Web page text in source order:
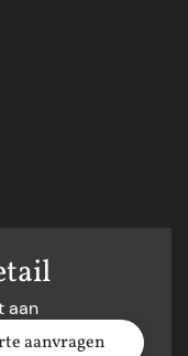
aan
aanvragen